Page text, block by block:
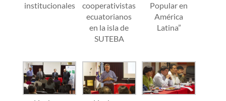
institucionales
cooperativistas
ecuatorianos
en la isla de
SUTEBA
Popular en
América
Latina”